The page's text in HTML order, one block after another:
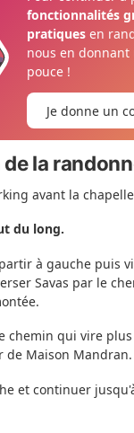
fonctionnalités
pratiquesen
nous en
pouce !
Je donne un
la
avant la
du long.
à gauche puis
Savas par le
chemin qui vire
de Maison Mandran.
et continuer